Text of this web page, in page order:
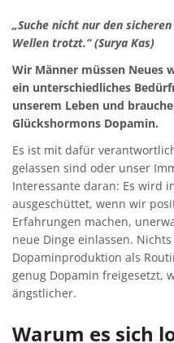
„Suche nicht nur den
Wellen trotzt.“ (Surya Kas)
Wir Männer müssen Neues
ein unterschiedliches
unserem Leben und
Glückshormons Dopamin.
Es ist mit dafür
gelassen sind oder unser
Interessante daran: Es wird
ausgeschüttet, wenn wir
Erfahrungen machen,
neue Dinge einlassen.
Dopaminproduktion als
genug Dopamin freigesetzt,
ängstlicher.
Warum es sich